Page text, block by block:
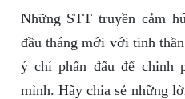
Những STT truyền cảm
đầu tháng mới với tinh
ý chí phấn đấu để chinh
mình. Hãy chia sẻ những